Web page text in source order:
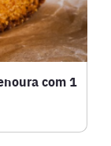
com 1